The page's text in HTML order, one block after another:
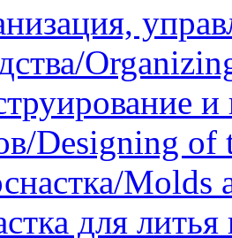
и
Designing of
Molds
для литья